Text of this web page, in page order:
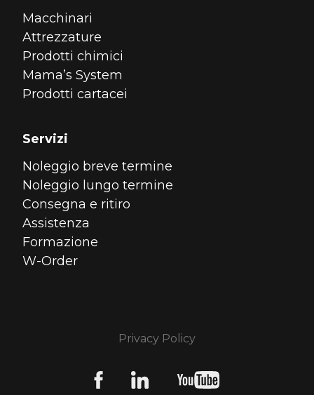
Macchinari
Attrezzature
Prodotti chimici
Mama’s System
Prodotti cartacei
Servizi
Noleggio breve termine
Noleggio lungo termine
Consegna e ritiro
Assistenza
Formazione
W-Order
Privacy Policy